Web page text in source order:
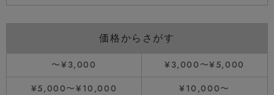
価格からさがす
〜¥3,000
¥3,000〜¥5,000
¥5,000〜¥10,000
¥10,000〜